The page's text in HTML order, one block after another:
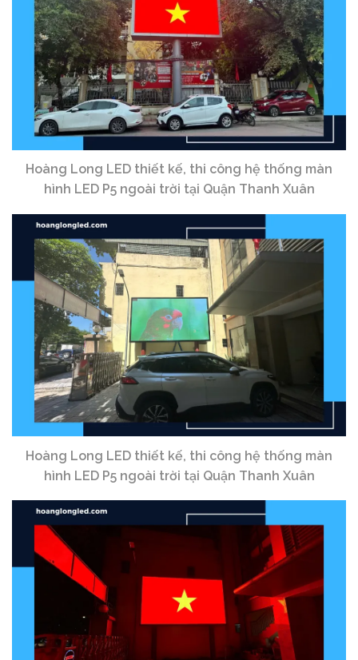
Hoàng Long LED thiết kế, thi công hệ thống màn
hình LED P5 ngoài trời tại Quận Thanh Xuân
Hoàng Long LED thiết kế, thi công hệ thống màn
hình LED P5 ngoài trời tại Quận Thanh Xuân